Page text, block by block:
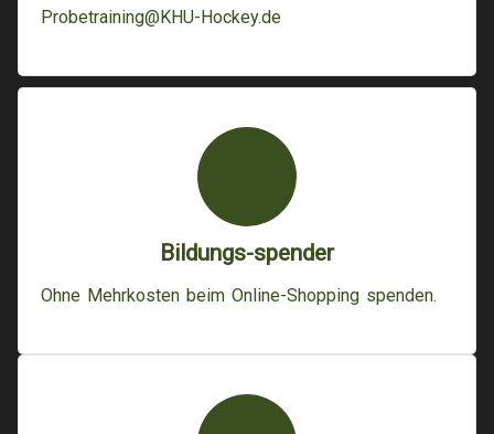
Probetraining@KHU-Hockey.de
Bildungs-spender
Ohne Mehrkosten beim Online-Shopping spenden.